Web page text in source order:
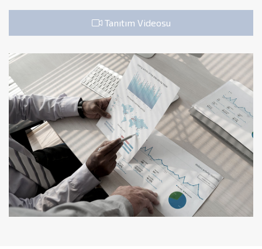
Tanıtım Videosu